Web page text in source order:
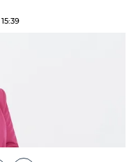
15:39